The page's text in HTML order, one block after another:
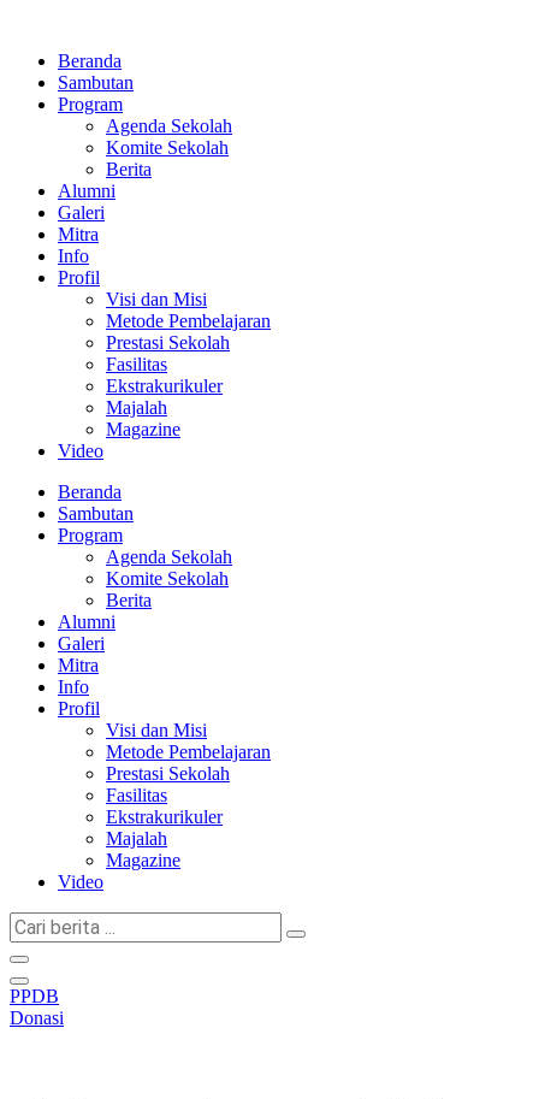
kontenBeranda
Sambutan
Program
Agenda Sekolah
Komite Sekolah
Berita
Alumni
Galeri
Mitra
Info
Profil
Visi dan Misi
Metode Pembelajaran
Prestasi Sekolah
Fasilitas
Ekstrakurikuler
Majalah
Magazine
Video
Beranda
Sambutan
Program
Agenda Sekolah
Komite Sekolah
Berita
Alumni
Galeri
Mitra
Info
Profil
Visi dan Misi
Metode Pembelajaran
Prestasi Sekolah
Fasilitas
Ekstrakurikuler
Majalah
Magazine
Video
Cari
berita
...
PPDB
Donasi